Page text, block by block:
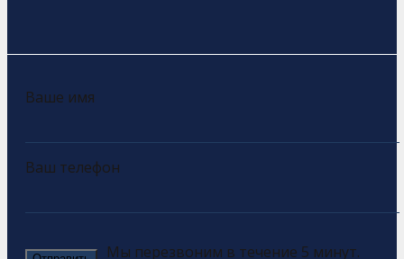
Ваше имя
Ваш телефон
Мы перезвоним в течение 5 минут.